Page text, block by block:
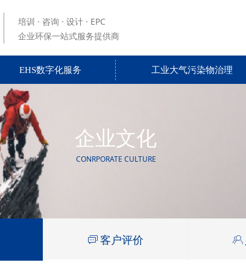
培训 · 咨询 · 设计 · EPC
企业环保一站式服务提供商
EHS数字化服务 工业大气污染物治理
企业文化
CONRPORATE CULTURE
ꀃ 客户评价 ꁘ